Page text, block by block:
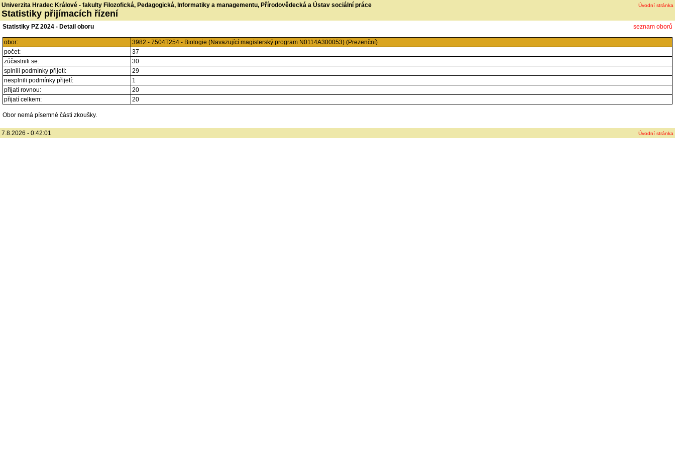
Univerzita Hradec Králové - fakulty Filozofická, Pedagogická, Informatiky a managementu, Přírodovědecká a Ústav sociální práce
Statistiky přijímacích řízení
Úvodní stránka
seznam oborů
Statistiky PZ 2024 - Detail oboru
obor:
3982 - 7504T254 - Biologie (Navazující magisterský program N0114A300053) (Prezenční)
počet:
37
zúčastnili se:
30
splnili podmínky přijetí:
29
nesplnili podmínky přijetí:
1
přijatí rovnou:
20
přijatí celkem:
20
Obor nemá písemné části zkoušky.
7.8.2026 - 0:42:01 Úvodní stránka